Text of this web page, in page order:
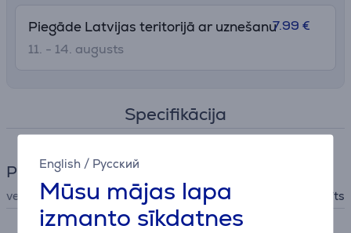
English / Русский
Mūsu mājas lapa
izmanto sīkdatnes
Piegāde Latvijas teritorijā ar uznešanu
11. - 14. augusts
7.99 €
Specifikācija
Plīts
veids galda plīts